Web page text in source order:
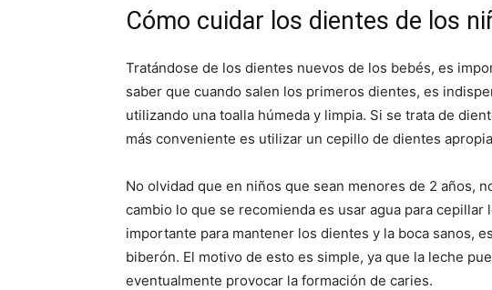
Cómo cuidar los dientes de los
Tratándose de los dientes nuevos de los bebés, es
saber que cuando salen los primeros dientes, es
utilizando una toalla húmeda y limpia. Si se trata de
más conveniente es utilizar un cepillo de dientes
No olvidad que en niños que sean menores de 2 años,
cambio lo que se recomienda es usar agua para
importante para mantener los dientes y la boca sanos,
biberón. El motivo de esto es simple, ya que la leche
eventualmente provocar la formación de caries.